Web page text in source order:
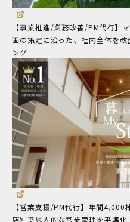
【事業推進/業務改善/PM代行】
画の策定に沿った、社内全体を
ング
【営業支援/PM代行】年間
店別で属人的な営業管理を平準化